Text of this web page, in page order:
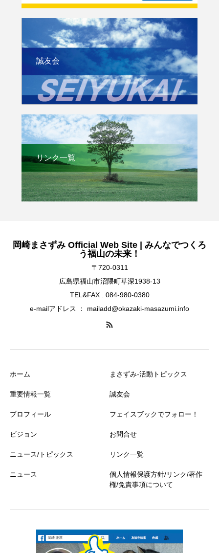
誠友会
リンク一覧
岡崎まさずみ Official Web Site | みんなでつくろ
う福山の未来！
〒720-0311
広島県福山市沼隈町草深1938-13
TEL&FAX . 084-980-0380
e-mailアドレス ： mailadd@okazaki-masazumi.info
ホーム
重要情報一覧
プロフィール
ビジョン
ニュース/トピックス
ニュース
まさずみ-活動トピックス
誠友会
フェイスブックでフォロー！
お問合せ
リンク一覧
個人情報保護方針/リンク/著作
権/免責事項について